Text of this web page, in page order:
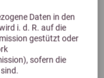
Daten in den
i. d. R. auf die
gestützt oder
sofern die